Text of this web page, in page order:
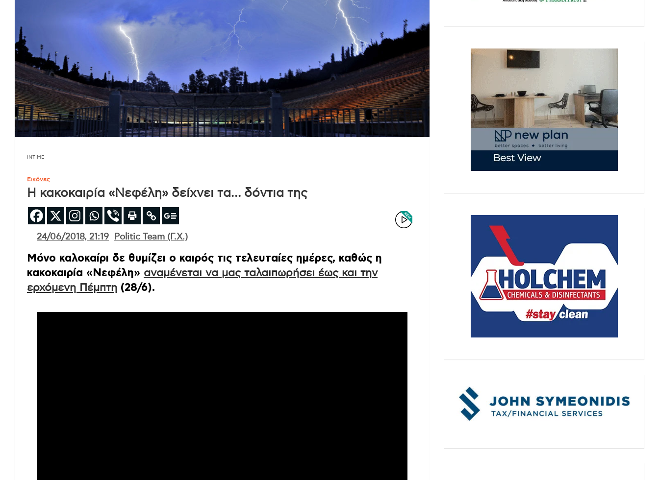
INTIME
Εικόνες
Η κακοκαιρία «Νεφέλη» δείχνει τα… δόντια της
24/06/2018, 21:19 Politic Team (Γ.Χ.)
Μόνο καλοκαίρι δε θυμίζει ο καιρός τις τελευταίες ημέρες, καθώς η
κακοκαιρία «Νεφέλη» αναμένεται να μας ταλαιπωρήσει έως και την
ερχόμενη Πέμπτη (28/6).